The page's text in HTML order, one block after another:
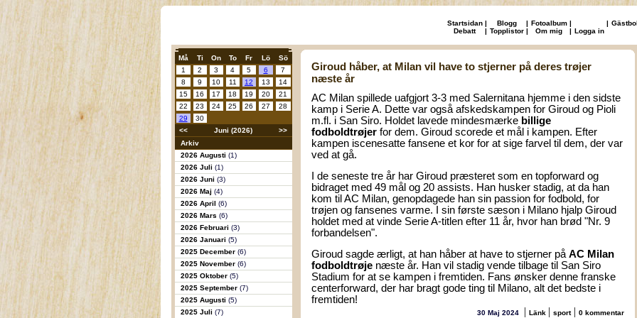
Startsidan | Blogg | Fotoalbum | |
Debatt
| Topplistor | Om mig | Logga in
Må Ti On To Fr Lö
Sö
1
2 3 4 5 6
7
8
9 10 11 12 13
14
15
16 17 18 19 20
21
22
23 24 25 26 27
28
29
30
<<
Juni (2026)
>>
Arkiv
2026 Augusti (1)
2026 Juli (1)
2026 Juni (3)
2026 Maj (4)
2026 April (6)
2026 Mars (6)
2026 Februari (3)
2026 Januari (5)
2025 December (6)
2025 November (6)
2025 Oktober (5)
2025 September (7)
2025 Augusti (5)
2025 Juli (7)
Giroud håber, at Milan vil have to stjerner på deres trøjer
næste år
AC Milan spillede uafgjort 3-3 med Salernitana hjemme i den sidste
kamp i Serie A. Dette var også afskedskampen for Giroud og Pioli
m.fl. i San Siro. Holdet lavede mindesmærke billige
fodboldtrøjer for dem. Giroud scorede et mål i kampen. Efter
kampen iscenesatte fansene et kor for at sige farvel til dem, der var
ved at gå.
I de seneste tre år har Giroud præsteret som en topforward og
bidraget med 49 mål og 20 assists. Han husker stadig, at da han
kom til AC Milan, genopdagede han sin passion for fodbold, for
trøjen og fansenes varme. I sin første sæson i Milano hjalp Giroud
holdet med at vinde Serie A-titlen efter 11 år, hvor han brød "Nr. 9
forbandelsen".
Giroud sagde ærligt, at han håber at have to stjerner på AC Milan
fodboldtrøje næste år. Han vil stadig vende tilbage til San Siro
Stadium for at se kampen i fremtiden. Fans ønsker denne franske
centerforward, der har bragt gode ting til Milano, alt det bedste i
fremtiden!
30 Maj 2024 | Länk | sport| 0 kommentar